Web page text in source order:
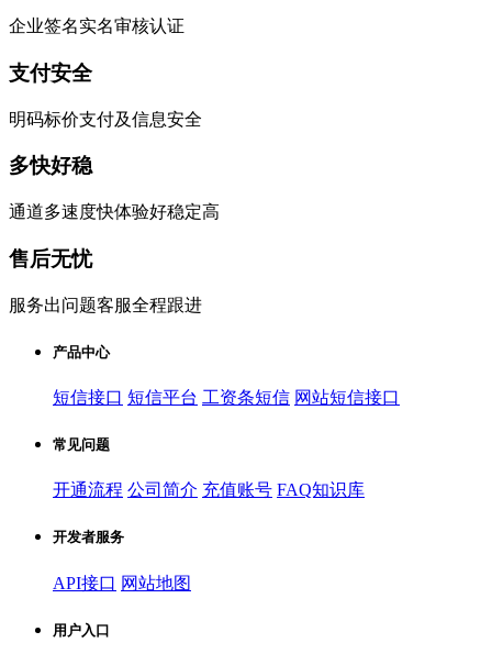
企业签名实名审核认证
支付安全
明码标价支付及信息安全
多快好稳
通道多速度快体验好稳定高
售后无忧
服务出问题客服全程跟进
产品中心
短信接口 短信平台 工资条短信 网站短信接口
常见问题
开通流程 公司简介 充值账号 FAQ知识库
开发者服务
API接口 网站地图
用户入口